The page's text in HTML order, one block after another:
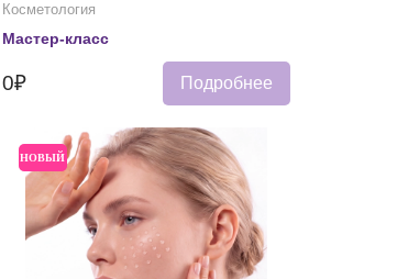
Косметология
Мастер-класс
0₽ Подробнее
НОВЫЙ